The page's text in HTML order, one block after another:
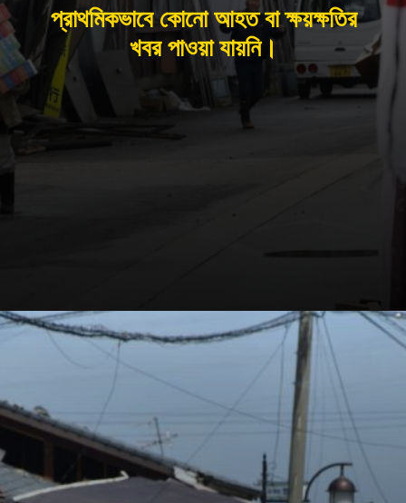
প্রাথমিকভাবে কোনো আহত বা ক্ষয়ক্ষতির
খবর পাওয়া যায়নি।